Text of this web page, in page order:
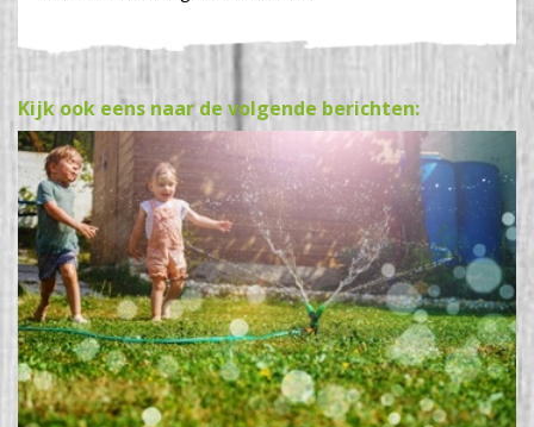
Kijk ook eens naar de volgende berichten: